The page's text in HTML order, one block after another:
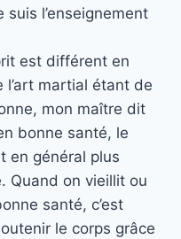
l’enseignement
est différent en
l’art martial étant de
mon maître dit
bonne santé, le
en général plus
Quand on vieillit ou
santé, c’est
le corps grâce